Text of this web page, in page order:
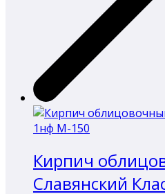
Кирпич
Славянский